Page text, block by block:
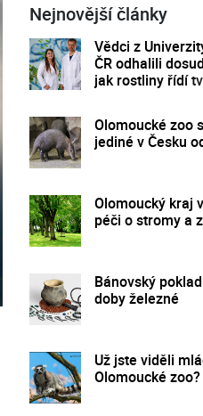
Nejnovější články
Vědci z
ČR odhalili
jak rostliny řídí
Olomoucké zoo
jediné v Česku
Olomoucký kraj
péči o stromy a
Bánovský
doby železné
Už jste viděli
Olomoucké zoo?